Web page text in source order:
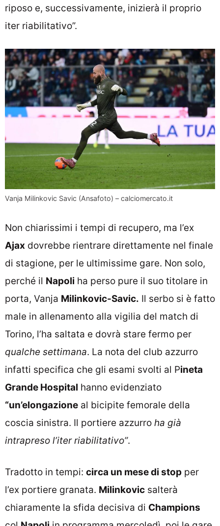
riposo e, successivamente, inizierà il proprio
iter riabilitativo”.
Vanja Milinkovic Savic (Ansafoto) – calciomercato.it
Non chiarissimi i tempi di recupero, ma l’ex
Ajax dovrebbe rientrare direttamente nel finale
di stagione, per le ultimissime gare. Non solo,
perché il Napoli ha perso pure il suo titolare in
porta, Vanja Milinkovic-Savic. Il serbo si è fatto
male in allenamento alla vigilia del match di
Torino, l’ha saltata e dovrà stare fermo per
qualche settimana. La nota del club azzurro
infatti specifica che gli esami svolti al Pineta
Grande Hospital hanno evidenziato
“un’elongazione al bicipite femorale della
coscia sinistra. Il portiere azzurro ha già
intrapreso l’iter riabilitativo”.
Tradotto in tempi: circa un mese di stop per
l’ex portiere granata. Milinkovic salterà
chiaramente la sfida decisiva di Champions